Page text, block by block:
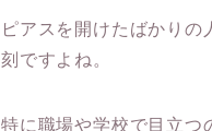
ピアスを開けたばかり
刻ですよね。
特に職場や学校で目立つ